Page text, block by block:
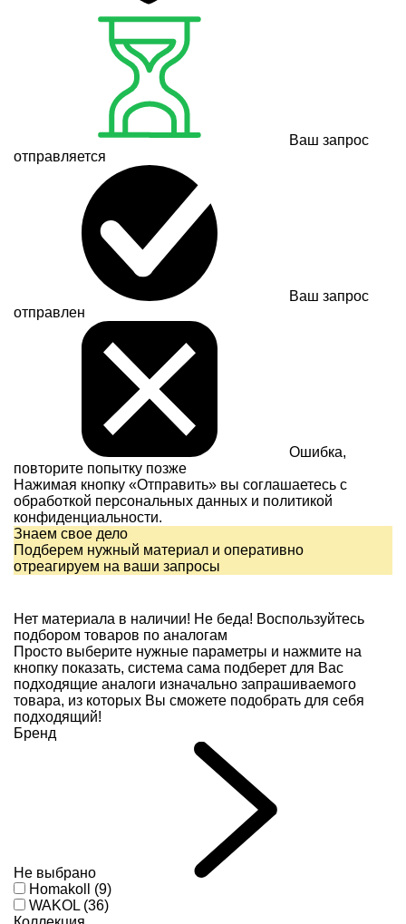
Ваш запрос
отправляется
Ваш запрос
отправлен
Ошибка,
повторите попытку позже
Нажимая кнопку «Отправить» вы соглашаетесь с
обработкой персональных данных и политикой
конфиденциальности.
Знаем свое дело
Подберем нужный материал и оперативно
отреагируем на ваши запросы
Нет материала в наличии! Не беда! Воспользуйтесь
подбором товаров по аналогам
Просто выберите нужные параметры и нажмите на
кнопку показать, система сама подберет для Вас
подходящие аналоги изначально запрашиваемого
товара, из которых Вы сможете подобрать для себя
подходящий!
Бренд
Не выбрано
Homakoll (9)
WAKOL (36)